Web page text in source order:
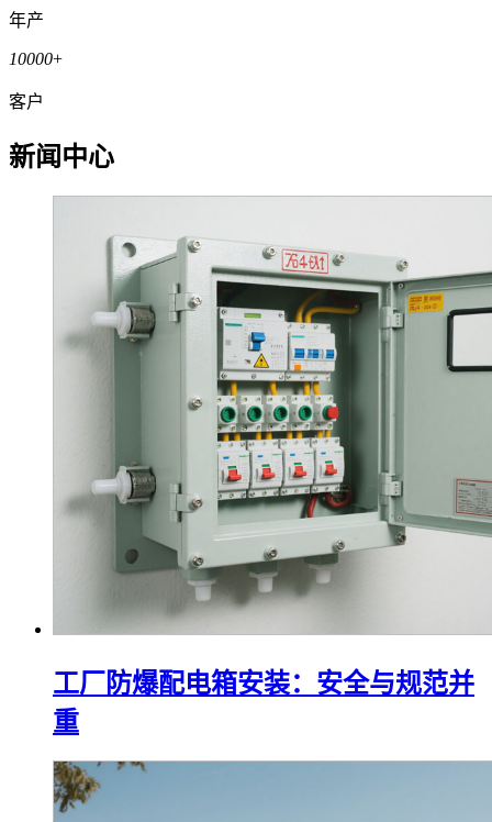
年产
10000+
客户
新闻中心
工厂防爆配电箱安装：安全与规范并
重